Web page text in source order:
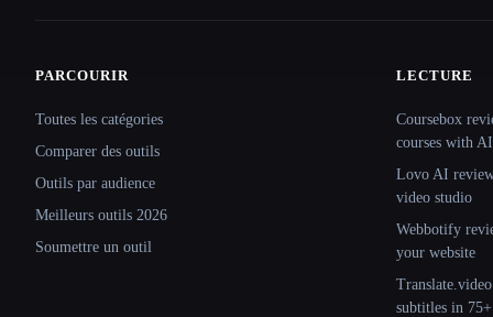
Site navigation
PARCOURIR
Toutes les catégories
Comparer des outils
Outils par audience
Meilleurs outils 2026
Soumettre un outil
LECTURE
Coursebox
courses with AI
Lovo AI
video studio
Webbotify
your website
subtitles in 75+